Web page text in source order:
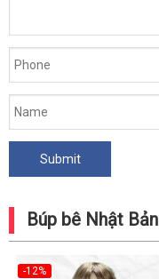
Búp bê Nhật Bản
-12%